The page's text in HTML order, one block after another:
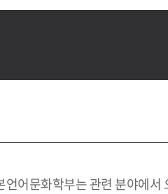
어문화학부는 관련 분야에